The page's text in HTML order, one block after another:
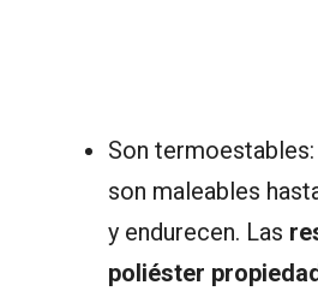
Son
son maleables
y endurecen. Las
poliéster